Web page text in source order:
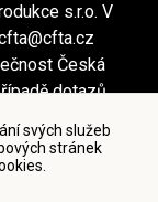
svých služeb
stránek
s.r.o. V
Česká
dotazů
údajů